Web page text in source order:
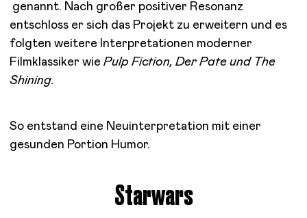
genannt. Nach großer positiver Resonanz
entschloss er sich das Projekt zu erweitern und es
folgten weitere Interpretationen moderner
Filmklassiker wie Pulp Fiction, Der Pate und The
Shining.
So entstand eine Neuinterpretation mit einer
gesunden Portion Humor.
Starwars